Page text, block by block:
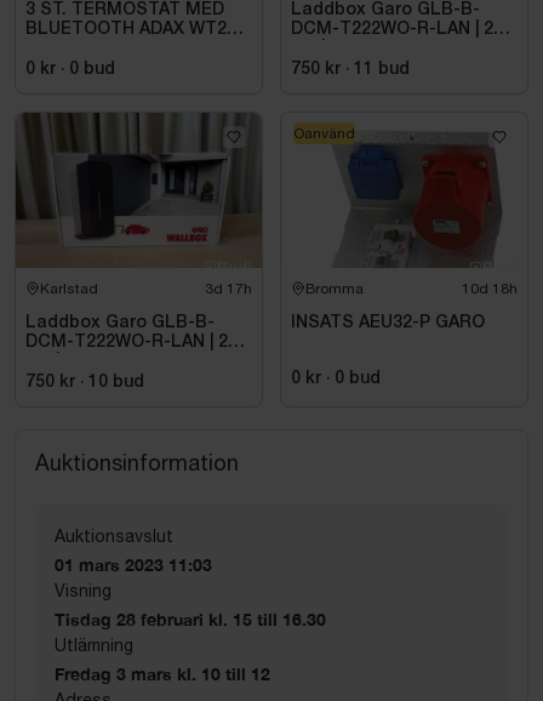
3 ST. TERMOSTAT MED
BLUETOOTH ADAX WT2
0 kr · 0 bud
Laddbox Garo GLB-B-
DCM-T222WO-R-LAN | 22
750 kr · 11 bud
Karlstad 3d 17h
Laddbox Garo GLB-B-
DCM-T222WO-R-LAN | 22
750 kr · 10 bud
Bromma 10d 18h
INSATS AEU32-P GARO
0 kr · 0 bud
Oanvänd
Auktionsinformation
Auktionsavslut
01 mars 2023 11:03
Visning
Tisdag 28 februari kl. 15 till 16.30
Utlämning
Fredag 3 mars kl. 10 till 12